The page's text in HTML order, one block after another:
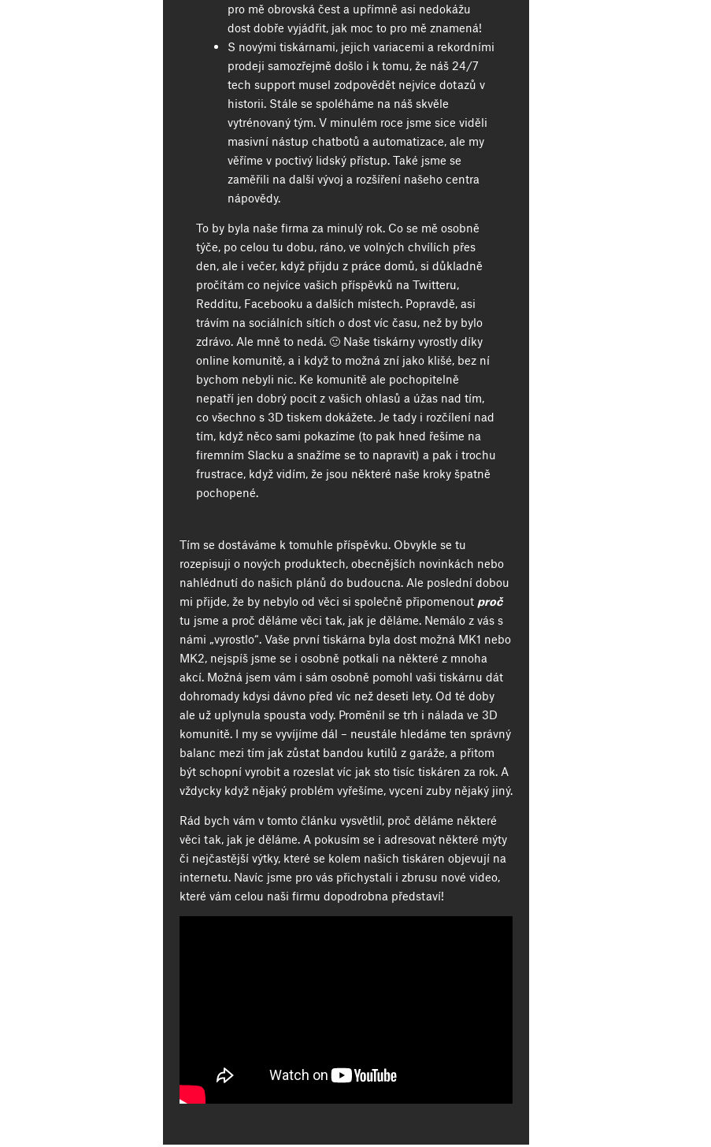
pro mě obrovská čest a upřímně asi nedokážu
dost dobře vyjádřit, jak moc to pro mě znamená!
S novými tiskárnami, jejich variacemi a rekordními
prodeji samozřejmě došlo i k tomu, že náš 24/7
tech support musel zodpovědět nejvíce dotazů v
historii. Stále se spoléháme na náš skvěle
vytrénovaný tým. V minulém roce jsme sice viděli
masivní nástup chatbotů a automatizace, ale my
věříme v poctivý lidský přístup. Také jsme se
zaměřili na další vývoj a rozšíření našeho centra
nápovědy.
To by byla naše firma za minulý rok. Co se mě osobně
týče, po celou tu dobu, ráno, ve volných chvílích přes
den, ale i večer, když přijdu z práce domů, si důkladně
pročítám co nejvíce vašich příspěvků na Twitteru,
Redditu, Facebooku a dalších místech. Popravdě, asi
trávím na sociálních sítích o dost víc času, než by bylo
zdrávo. Ale mně to nedá. 🙂 Naše tiskárny vyrostly díky
online komunitě, a i když to možná zní jako klišé, bez ní
bychom nebyli nic. Ke komunitě ale pochopitelně
nepatří jen dobrý pocit z vašich ohlasů a úžas nad tím,
co všechno s 3D tiskem dokážete. Je tady i rozčílení nad
tím, když něco sami pokazíme (to pak hned řešíme na
firemním Slacku a snažíme se to napravit) a pak i trochu
frustrace, když vidím, že jsou některé naše kroky špatně
pochopené.
Tím se dostáváme k tomuhle příspěvku. Obvykle se tu
rozepisuji o nových produktech, obecnějších novinkách nebo
nahlédnutí do našich plánů do budoucna. Ale poslední dobou
mi přijde, že by nebylo od věci si společně připomenout proč
tu jsme a proč děláme věci tak, jak je děláme. Nemálo z vás s
námi „vyrostlo“. Vaše první tiskárna byla dost možná MK1 nebo
MK2, nejspíš jsme se i osobně potkali na některé z mnoha
akcí. Možná jsem vám i sám osobně pomohl vaši tiskárnu dát
dohromady kdysi dávno před víc než deseti lety. Od té doby
ale už uplynula spousta vody. Proměnil se trh i nálada ve 3D
komunitě. I my se vyvíjíme dál – neustále hledáme ten správný
balanc mezi tím jak zůstat bandou kutilů z garáže, a přitom
být schopní vyrobit a rozeslat víc jak sto tisíc tiskáren za rok. A
vždycky když nějaký problém vyřešíme, vycení zuby nějaký jiný.
Rád bych vám v tomto článku vysvětlil, proč děláme některé
věci tak, jak je děláme. A pokusím se i adresovat některé mýty
či nejčastější výtky, které se kolem našich tiskáren objevují na
internetu. Navíc jsme pro vás přichystali i zbrusu nové video,
které vám celou naši firmu dopodrobna představí!